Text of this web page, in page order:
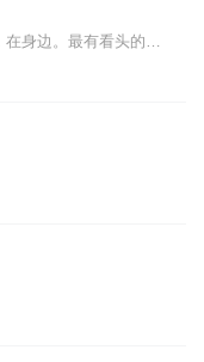
所提之事，所提之物，在乡野，在身边。最有看头的志怪小说，你没听过的奇谭怪事。原著：燕垒生